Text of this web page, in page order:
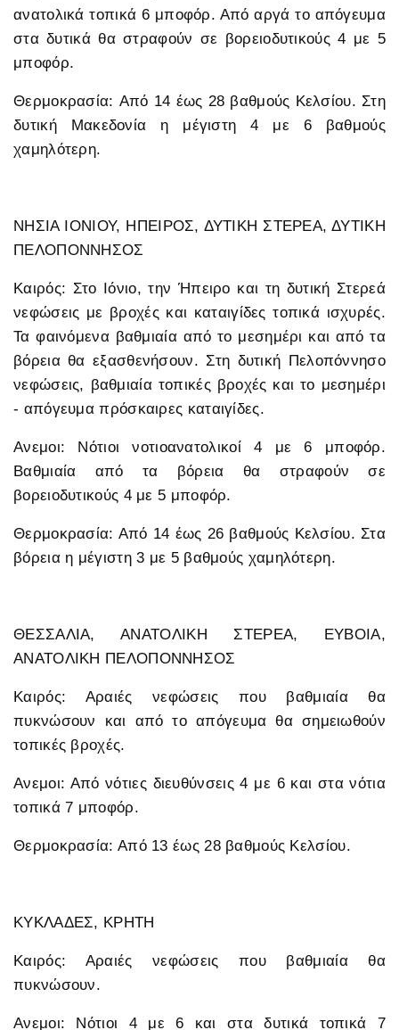
ανατολικά τοπικά 6 μποφόρ. Από αργά το απόγευμα
στα δυτικά θα στραφούν σε βορειοδυτικούς 4 με 5
μποφόρ.
Θερμοκρασία: Aπό 14 έως 28 βαθμούς Κελσίου. Στη
δυτική Μακεδονία η μέγιστη 4 με 6 βαθμούς
χαμηλότερη.
ΝΗΣΙΑ ΙΟΝΙΟΥ, ΗΠΕΙΡΟΣ, ΔΥΤΙΚΗ ΣΤΕΡΕΑ, ΔΥΤΙΚΗ
ΠΕΛΟΠΟΝΝΗΣΟΣ
Καιρός: Στο Ιόνιο, την Ήπειρο και τη δυτική Στερεά
νεφώσεις με βροχές και καταιγίδες τοπικά ισχυρές.
Τα φαινόμενα βαθμιαία από το μεσημέρι και από τα
βόρεια θα εξασθενήσουν. Στη δυτική Πελοπόννησο
νεφώσεις, βαθμιαία τοπικές βροχές και το μεσημέρι
- απόγευμα πρόσκαιρες καταιγίδες.
Ανεμοι: Νότιοι νοτιοανατολικοί 4 με 6 μποφόρ.
Βαθμιαία από τα βόρεια θα στραφούν σε
βορειοδυτικούς 4 με 5 μποφόρ.
Θερμοκρασία: Από 14 έως 26 βαθμούς Κελσίου. Στα
βόρεια η μέγιστη 3 με 5 βαθμούς χαμηλότερη.
ΘΕΣΣΑΛΙΑ, ΑΝΑΤΟΛΙΚΗ ΣΤΕΡΕΑ, ΕΥΒΟΙΑ,
ΑΝΑΤΟΛΙΚΗ ΠΕΛΟΠΟΝΝΗΣΟΣ
Καιρός: Αραιές νεφώσεις που βαθμιαία θα
πυκνώσουν και από το απόγευμα θα σημειωθούν
τοπικές βροχές.
Ανεμοι: Από νότιες διευθύνσεις 4 με 6 και στα νότια
τοπικά 7 μποφόρ.
Θερμοκρασία: Από 13 έως 28 βαθμούς Κελσίου.
ΚΥΚΛΑΔΕΣ, ΚΡΗΤΗ
Καιρός: Αραιές νεφώσεις που βαθμιαία θα
πυκνώσουν.
Ανεμοι: Νότιοι 4 με 6 και στα δυτικά τοπικά 7